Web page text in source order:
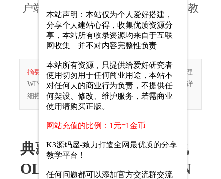
户端+网页注册+GM命令+详细搭建教
程
端游源码 2025-06-17 246
摘要：典藏怀旧端游【仙逆I传说OL定制版】最新整理
WIN系半手工服务端+PC客户端+网页注册+GM命令+详
细搭建教程.daybuy_hr{margin-top:20px;margin-bo...
典藏怀旧端游【仙逆I传说
OL定制版】最新整理WIN
本站声明：本站仅为个人爱好搭建，
分享个人建站心得，收集优质资源分
享，本站所有收录资源均来自于互联
网收集，并不对内容完整性负责
本站所有资源，只提供给爱好研究者
使用切勿用于任何商业用途，本站不
对任何人的商业行为负责，不提供任
何架设、修改、维护服务，若需商业
使用请购买正版。
网站充值的比例：1元=1金币
K3源码屋-致力打造全网最优质的分享
教学平台！
任何问题都可以添加官方交流群交流